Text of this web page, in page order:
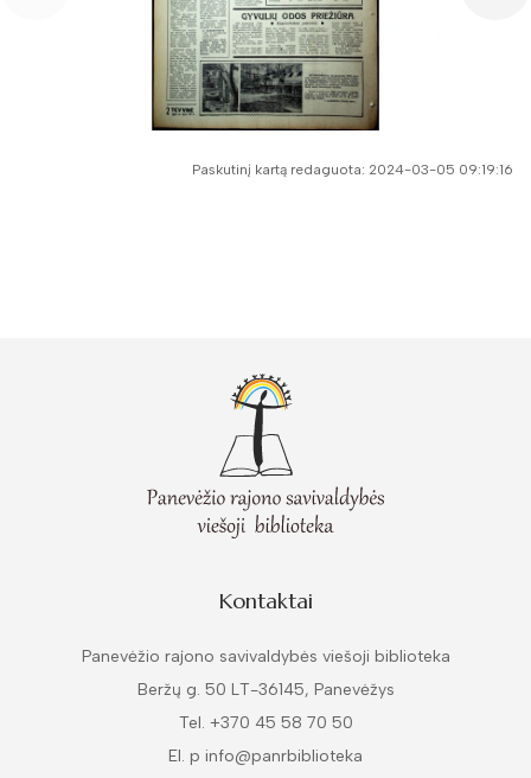
Paskutinį kartą redaguota: 2024-03-05 09:19:16
Kontaktai
Panevėžio rajono savivaldybės viešoji biblioteka
Beržų g. 50 LT-36145, Panevėžys
Tel. +370 45 58 70 50
El. p info@panrbiblioteka